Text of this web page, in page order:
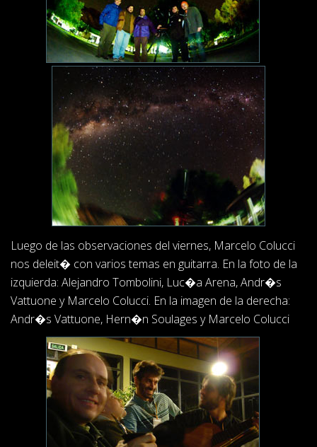
Luego de las observaciones del viernes, Marcelo Colucci
nos deleit� con varios temas en guitarra. En la foto de la
izquierda: Alejandro Tombolini, Luc�a Arena, Andr�s
Vattuone y Marcelo Colucci. En la imagen de la derecha:
Andr�s Vattuone, Hern�n Soulages y Marcelo Colucci